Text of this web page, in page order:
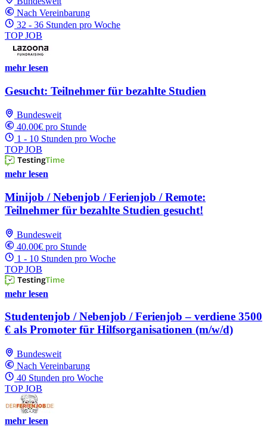
Nach Vereinbarung
32 - 36 Stunden pro Woche
TOP JOB
mehr lesen
Gesucht: Teilnehmer für bezahlte Studien
Bundesweit
40.00€ pro Stunde
1 - 10 Stunden pro Woche
TOP JOB
mehr lesen
Minijob / Nebenjob / Ferienjob / Remote:
Teilnehmer für bezahlte Studien gesucht!
Bundesweit
40.00€ pro Stunde
1 - 10 Stunden pro Woche
TOP JOB
mehr lesen
Studentenjob / Nebenjob / Ferienjob – verdiene 3500
€ als Promoter für Hilfsorganisationen (m/w/d)
Bundesweit
Nach Vereinbarung
40 Stunden pro Woche
TOP JOB
mehr lesen